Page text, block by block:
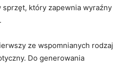
sprzęt, który zapewnia wyraźny
ze wspomnianych rodzaj
Do generowania